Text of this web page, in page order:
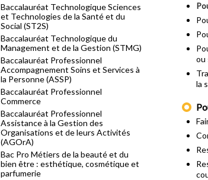
Baccalauréat Technologique Sciences
et Technologies de la Santé et du
Social (ST2S)
Baccalauréat Technologique du
Management et de la Gestion (STMG)
Baccalauréat Professionnel
Accompagnement Soins et Services à
la Personne (ASSP)
Baccalauréat Professionnel
Commerce
Baccalauréat Professionnel
Assistance à la Gestion des
Organisations et de leurs Activités
(AGOrA)
Bac Pro Métiers de la beauté et du
bien être : esthétique, cosmétique et
parfumerie
ou
la